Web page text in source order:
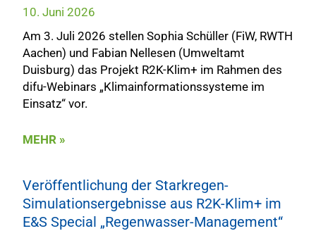
10. Juni 2026
Am 3. Juli 2026 stellen Sophia Schüller (FiW, RWTH
Aachen) und Fabian Nellesen (Umweltamt
Duisburg) das Projekt R2K-Klim+ im Rahmen des
difu-Webinars „Klimainformationssysteme im
Einsatz“ vor.
MEHR »
Veröffentlichung der Starkregen-
Simulationsergebnisse aus R2K-Klim+ im
E&S Special „Regenwasser-Management“